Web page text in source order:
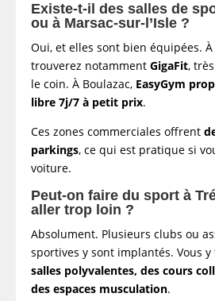
Existe-t-il des salles de
ou à Marsac-sur-l’Isle ?
Oui, et elles sont bien équipées. À
trouverez notammentGigaFit,
le coin. À Boulazac, EasyGym
libre 7j/7 à petit prix.
Ces zones commerciales offrent
parkings, ce qui est pratique si
voiture.
Peut-on faire du sport à
aller trop loin ?
Absolument. Plusieurs clubs ou
sportives y sont implantés. Vous
salles polyvalentes, des cours
des espaces musculation.